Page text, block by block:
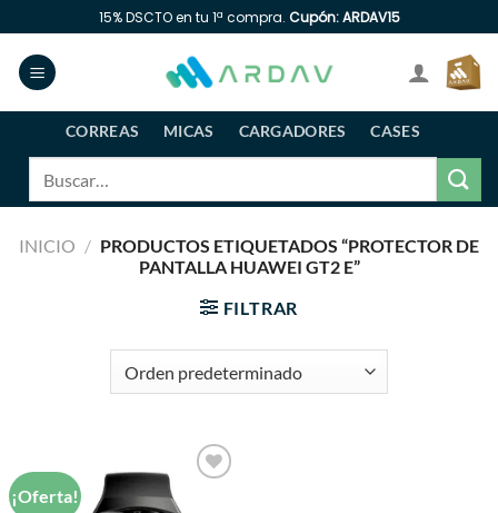
al
contenido
15% DSCTO en tu 1ª compra. Cupón: ARDAV15
CORREAS MICAS CARGADORES
CASES
INICIO / PRODUCTOS ETIQUETADOS “PROTECTOR DE
PANTALLA HUAWEI GT2 E”
FILTRAR
¡Oferta!